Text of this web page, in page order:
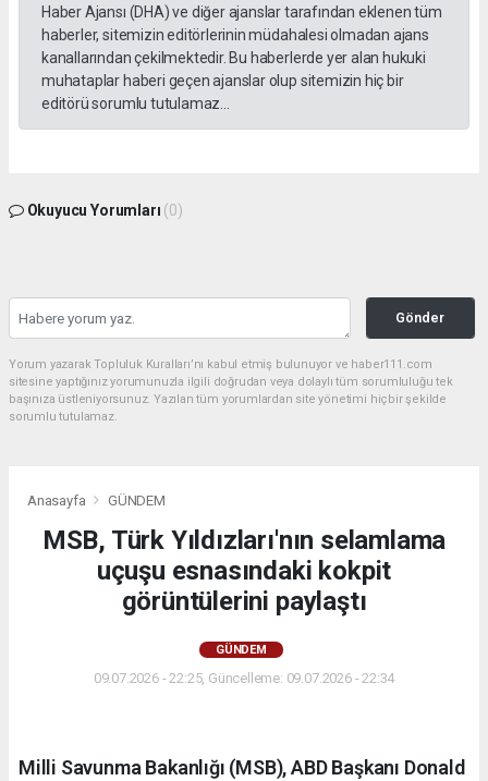
Haber Ajansı (DHA) ve diğer ajanslar tarafından eklenen tüm
haberler, sitemizin editörlerinin müdahalesi olmadan ajans
kanallarından çekilmektedir. Bu haberlerde yer alan hukuki
muhataplar haberi geçen ajanslar olup sitemizin hiç bir
editörü sorumlu tutulamaz...
Okuyucu Yorumları (0)
Gönder
Yorum yazarak Topluluk Kuralları’nı kabul etmiş bulunuyor ve haber111.com
sitesine yaptığınız yorumunuzla ilgili doğrudan veya dolaylı tüm sorumluluğu tek
başınıza üstleniyorsunuz. Yazılan tüm yorumlardan site yönetimi hiçbir şekilde
sorumlu tutulamaz.
Anasayfa GÜNDEM
MSB, Türk Yıldızları'nın selamlama
uçuşu esnasındaki kokpit
görüntülerini paylaştı
GÜNDEM
09.07.2026 - 22:25, Güncelleme: 09.07.2026 - 22:34
Milli Savunma Bakanlığı (MSB), ABD Başkanı Donald